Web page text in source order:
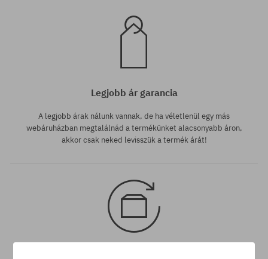
Legjobb ár garancia
A legjobb árak nálunk vannak, de ha véletlenül egy más
webáruházban megtalálnád a termékünket alacsonyabb áron,
akkor csak neked levisszük a termék árát!